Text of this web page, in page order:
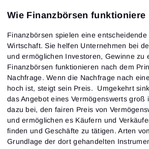
Wie Finanzbörsen funktioniere
Finanzbörsen spielen eine
Wirtschaft. Sie helfen Unternehmen bei
und ermöglichen Investoren, Gewinne zu
Finanzbörsen funktionieren nach dem
Nachfrage. Wenn die Nachfrage nach
hoch ist, steigt sein Preis. Umgekehrt
das Angebot eines Vermögenswerts groß
dazu bei, den fairen Preis von
und ermöglichen es Käufern und
finden und Geschäfte zu tätigen. Arten
Grundlage der dort gehandelten